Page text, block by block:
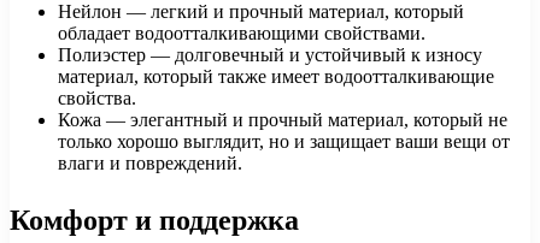
Нейлон — легкий и прочный материал, который
обладает водоотталкивающими свойствами.
Полиэстер — долговечный и устойчивый к износу
материал, который также имеет водоотталкивающие
свойства.
Кожа — элегантный и прочный материал, который не
только хорошо выглядит, но и защищает ваши вещи от
влаги и повреждений.
Комфорт и поддержка